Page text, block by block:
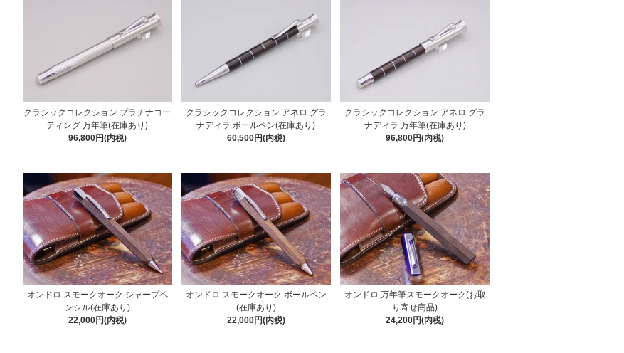
クラシックコレクション プラチナコー
ティング 万年筆(在庫あり)
96,800円(内税)
クラシックコレクション アネロ グラ
ナディラ ボールペン(在庫あり)
60,500円(内税)
クラシックコレクション アネロ グラ
ナディラ 万年筆(在庫あり)
96,800円(内税)
オンドロ スモークオーク シャープペ
ンシル(在庫あり)
22,000円(内税)
オンドロ スモークオーク ボールペン
(在庫あり)
22,000円(内税)
オンドロ 万年筆スモークオーク(お取
り寄せ商品)
24,200円(内税)